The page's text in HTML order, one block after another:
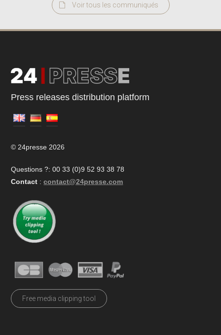
Voir tous les communiqués
Press releases distribution platform
© 24presse 2026
Questions ?: 00 33 (0)9 52 93 38 78
Contact : contact@24presse.com
Free media clipping tool